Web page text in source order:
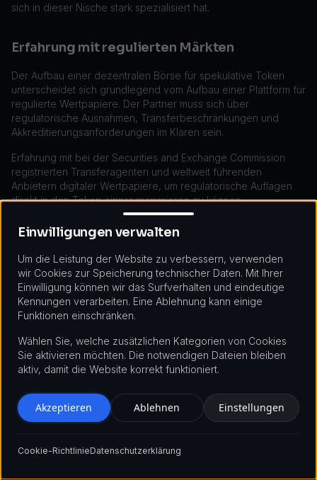
sich in dieser Nische stark spezialisiert hat.
Erfahrung mit regulierten Märkten
Der Aufbau einer dezentralen Börse für spekulative Token
unterscheidet sich grundlegend vom Aufbau einer Plattform für
regulierte Wertpapiere. Der Partner muss sich über
regulatorische Ausnahmen, Transferbeschränkungen und
Akkreditierungsanforderungen im Klaren sein.
Erfahrung mit bei der Securities and Exchange Commission
registrierten Transferagenten und weltweit führenden
Anbietern digitaler Wertpapiere, um regulatorische Auflagen
direkt in den Token einprogrammieren zu können.
Kenntnisse über Blockchain-Protokolle
Ein Partner sollte dir helfen, die richtige Blockchain zu finden.
Öffentliche Blockchains sorgen für Liquidität. Private
Blockchains sorgen für Privatsphäre.
Erfahrung reicht vom Einsatz öffentlicher Protokolle bis hin zum
Aufbau privater, genehmigungsbedürftiger Ledger für
Unternehmenskunden
und ist unerlässlich. Die Zukunft liegt in
Multi-Chain-Lösungen, und der Aufbau unter Berücksichtigung
der Interoperabilität stellt sicher, dass Vermögenswerte nicht in
einem Netzwerk gefangen sind.
Investoren-Onboarding-Workflows
Einwilligungen verwalten
Einwilligungen verwalten
Um die Leistung der Website zu verbessern, verwenden
wir Cookies zur Speicherung technischer Daten. Mit Ihrer
Einwilligung können wir das Surfverhalten und eindeutige
Kennungen verarbeiten. Eine Ablehnung kann einige
Funktionen einschränken.
Wählen Sie, welche zusätzlichen Kategorien von Cookies
Sie aktivieren möchten. Die notwendigen Dateien bleiben
aktiv, damit die Website korrekt funktioniert.
Akzeptieren Ablehnen Einstellungen
Cookie-RichtlinieDatenschutzerklärung